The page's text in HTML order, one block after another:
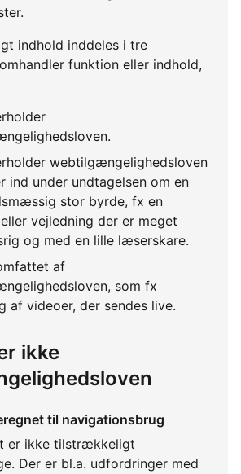
indhold inddeles i tre
funktion eller indhold,
webtilgængelighedsloven
ind under undtagelsen om en
stor byrde, fx en
vejledning der er meget
og med en lille læserskare.
af
som fx
af videoer, der sendes live.
ikke
til navigationsbrug
er ikke tilstrækkeligt
Der er bl.a. udfordringer med